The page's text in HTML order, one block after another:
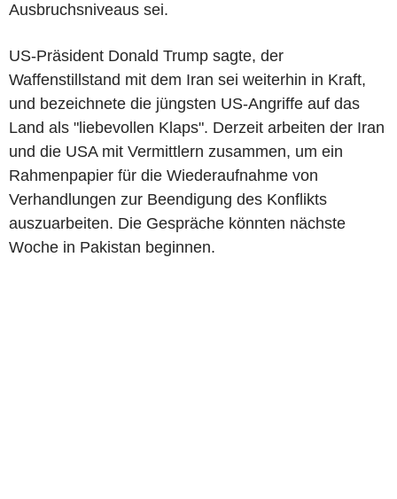
Ausbruchsniveaus sei.
US-Präsident Donald Trump sagte, der
Waffenstillstand mit dem Iran sei weiterhin in Kraft,
und bezeichnete die jüngsten US-Angriffe auf das
Land als "liebevollen Klaps". Derzeit arbeiten der Iran
und die USA mit Vermittlern zusammen, um ein
Rahmenpapier für die Wiederaufnahme von
Verhandlungen zur Beendigung des Konflikts
auszuarbeiten. Die Gespräche könnten nächste
Woche in Pakistan beginnen.